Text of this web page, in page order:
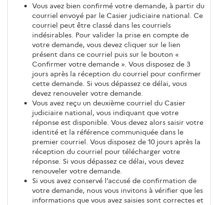
Vous avez bien confirmé votre demande, à partir du
courriel envoyé par le Casier judiciaire national. Ce
courriel peut être classé dans les courriels
indésirables. Pour valider la prise en compte de
votre demande, vous devez cliquer sur le lien
présent dans ce courriel puis sur le bouton «
Confirmer votre demande ». Vous disposez de 3
jours après la réception du courriel pour confirmer
cette demande. Si vous dépassez ce délai, vous
devez renouveler votre demande.
Vous avez reçu un deuxième courriel du Casier
judiciaire national, vous indiquant que votre
réponse est disponible. Vous devez alors saisir votre
identité et la référence communiquée dans le
premier courriel. Vous disposez de 10 jours après la
réception du courriel pour télécharger votre
réponse. Si vous dépassez ce délai, vous devez
renouveler votre demande.
Si vous avez conservé l’accusé de confirmation de
votre demande, nous vous invitons à vérifier que les
informations que vous avez saisies sont correctes et